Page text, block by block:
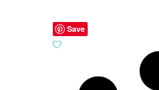
Save